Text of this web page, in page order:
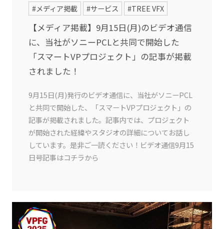
#メディア掲載 #サービス #TREE VFX
【メディア掲載】9月15日(月)のビデオ通信
に、当社がソニーPCLと共同で開始した
「スマートVPプロジェクト」の記事が掲載
されました！
9月15日(月)発行のビデオ通信に、当社がソニーPCL
と共同で開始した、「スマートVPプロジェクト」の
記事が掲載されました。記事内では、プロジェクト
が開始された経緯やスタジオの詳細についてお話し
しています。是非ご一読ください！ビデオ通信9月15
日号記事はコチラから